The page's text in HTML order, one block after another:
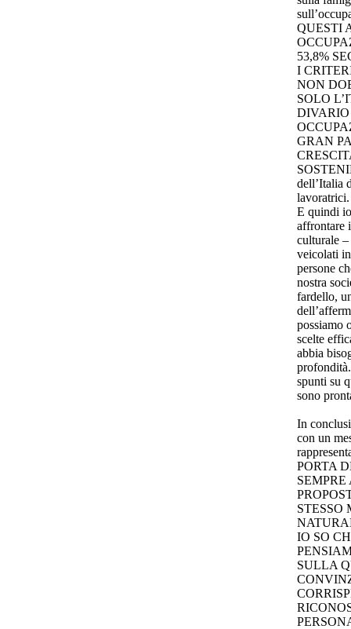
QUESTI
53,8%
I
NON
SOLO
GRAN
dell’Italia
lavoratrici.
E quindi
affrontare
culturale –
veicolati
persone
nostra
fardello,
possiamo
scelte
abbia
spunti su
sono
In
con un
PORTA
STESSO
IO SO
SULLA